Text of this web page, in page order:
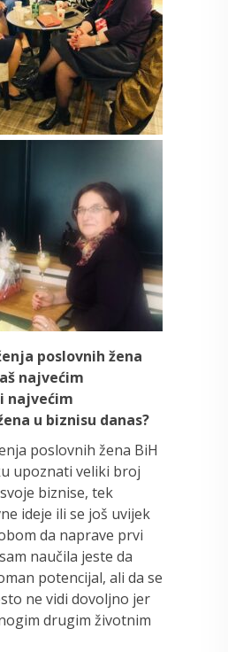
poslovnih žena
najvećim
najvećim
u biznisu danas?
poslovnih žena BiH
upoznati veliki broj
biznise, tek
ideje ili se još uvijek
da naprave prvi
naučila jeste da
potencijal, ali da se
ne vidi dovoljno jer
drugim životnim